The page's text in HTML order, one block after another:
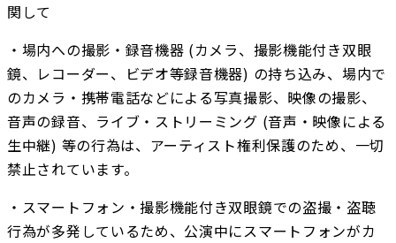
関して
・場内への撮影・録音機器 (カメラ、撮影機能付き双眼
鏡、レコーダー、ビデオ等録音機器) の持ち込み、場内で
のカメラ・携帯電話などによる写真撮影、映像の撮影、
音声の録音、ライブ・ストリーミング (音声・映像による
生中継) 等の行為は、アーティスト権利保護のため、一切
禁止されています。
・スマートフォン・撮影機能付き双眼鏡での盗撮・盗聴
行為が多発しているため、公演中にスマートフォンがカ